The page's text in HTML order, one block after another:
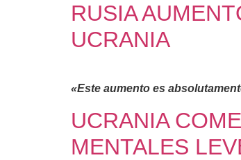
RUSIA
UCRANIA
«Este aumento es
UCRANIA
MENTALES